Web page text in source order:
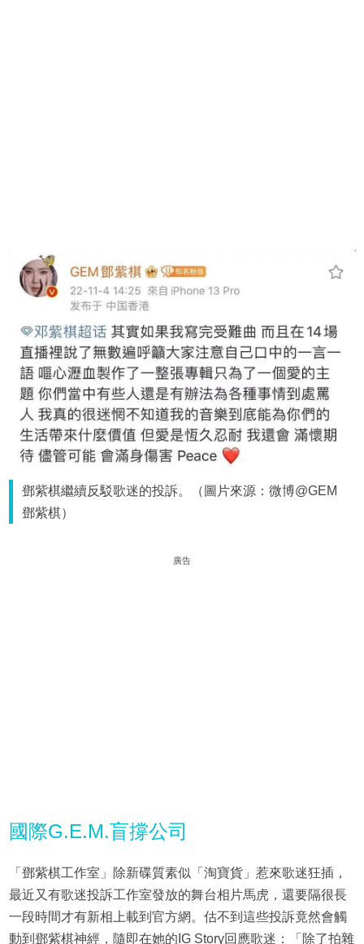
鄧紫棋繼續反駁歌迷的投訴。（圖片來源：微博@GEM
鄧紫棋）
廣告
國際G.E.M.盲撐公司
「鄧紫棋工作室」除新碟質素似「淘寶貨」惹來歌迷狂插，
最近又有歌迷投訴工作室發放的舞台相片馬虎，還要隔很長
一段時間才有新相上載到官方網。估不到這些投訴竟然會觸
動到鄧紫棋神經，隨即在她的IG Story回應歌迷：「除了拍雜